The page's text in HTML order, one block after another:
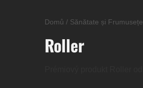
Domů / Sănătate și Frumusețe
Roller